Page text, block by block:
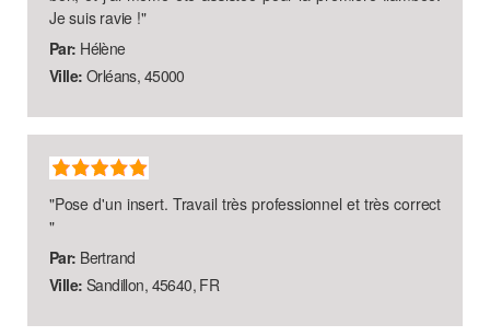
Je suis ravie !"
Par: Hélène
Ville: Orléans, 45000
"Pose d'un insert. Travail très professionnel et très correct
"
Par: Bertrand
Ville: Sandillon, 45640, FR